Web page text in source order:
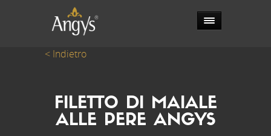
< Indietro
FILETTO DI MAIALE
ALLE PERE ANGYS